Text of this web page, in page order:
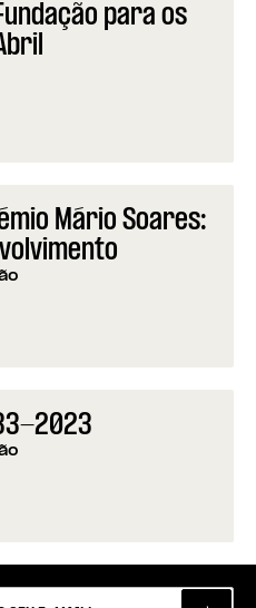
para os
Fundação para os 50 anos
Mário Soares:
Mário Soares:
2023
2023